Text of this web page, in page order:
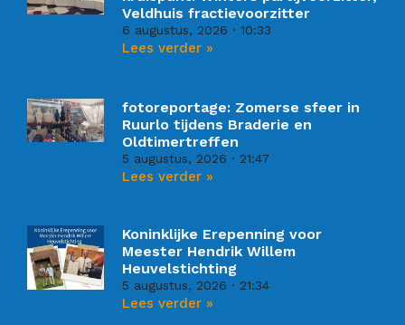
Veldhuis fractievoorzitter
6 augustus, 2026 10:33
Lees verder »
fotoreportage: Zomerse sfeer in
Ruurlo tijdens Braderie en
Oldtimertreffen
5 augustus, 2026 21:47
Lees verder »
Koninklijke Erepenning voor
Meester Hendrik Willem
Heuvelstichting
5 augustus, 2026 21:34
Lees verder »